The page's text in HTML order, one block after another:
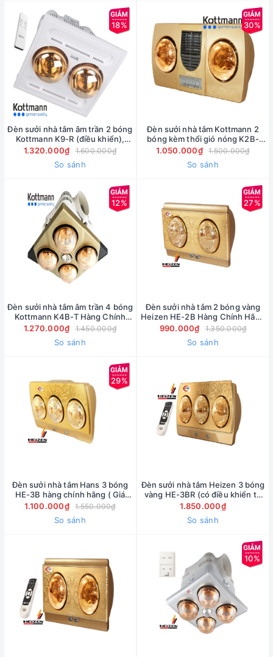
18%
Đèn sưởi nhà tắm âm trần 2 bóng
Kottmann K9-R (điều khiển),
hàng chính hãng ( Giá bán buôn
)
1.320.000₫ 1.600.000₫
So sánh
30%
Đèn sưởi nhà tắm Kottmann 2
bóng kèm thổi gió nóng K2B-
HW-G Hàng Chính Hãng ( Giá
bán buôn)
1.050.000₫ 1.500.000₫
So sánh
12%
Đèn sưởi nhà tắm âm trần 4 bóng
Kottmann K4B-T Hàng Chính
hãng ( Giá bán buôn )
1.270.000₫ 1.450.000₫
So sánh
27%
Đèn sưởi nhà tắm 2 bóng vàng
Heizen HE-2B Hàng Chính Hãng
( Giá bán buôn )
990.000₫ 1.350.000₫
So sánh
29%
Đèn sưởi nhà tắm Hans 3 bóng
HE-3B hàng chính hãng ( Giá
bán buôn)
1.100.000₫ 1.550.000₫
So sánh
Đèn sưởi nhà tắm Heizen 3 bóng
vàng HE-3BR (có điều khiển từ
xa) Hàng Chính Hãng
1.850.000₫
So sánh
10%